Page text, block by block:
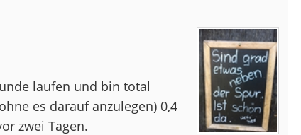
laufen und bin total
es darauf anzulegen) 0,4
zwei Tagen.